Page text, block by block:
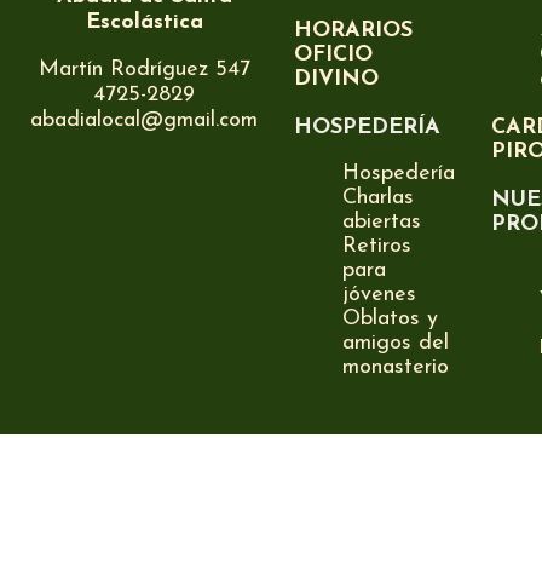
Escolástica
Martín Rodríguez 547
4725-2829
abadialocal@gmail.com
HORARIOS
OFICIO
DIVINO
HOSPEDERÍA
Hospedería
Charlas
abiertas
Retiros
para
jóvenes
Oblatos y
amigos del
monasterio